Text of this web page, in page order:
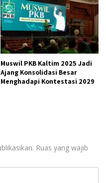
Muswil PKB Kaltim 2025 Jadi
Ajang Konsolidasi Besar
Menghadapi Kontestasi 2029
Ruas yang wajib